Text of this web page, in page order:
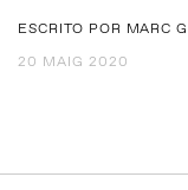
ESCRITO POR MARC
20 MAIG 2020